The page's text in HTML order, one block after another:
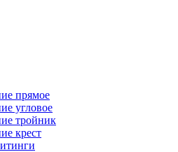
прямое
угловое
тройник
крест